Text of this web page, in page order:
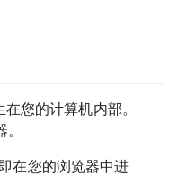
您的计算机内部。
在您的浏览器中进